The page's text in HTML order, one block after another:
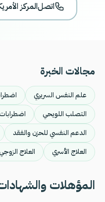
اتصل800 المركز
مجالات الخبرة
علم النفس السريري
التصلب اللويحي
الدعم النفسي للحزن والفقد
العلاج الأسري
العلاج
المؤهلات